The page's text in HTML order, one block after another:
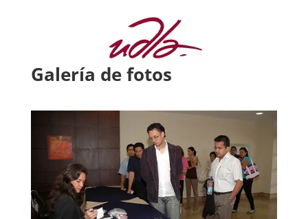
Galería de fotos